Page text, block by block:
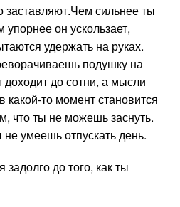
заставляют.Чем сильнее ты
он ускользает,
удержать на руках.
подушку на
доходит до сотни, а мысли
какой-то момент становится
что ты не можешь заснуть.
умеешь отпускать день.
задолго до того, как ты